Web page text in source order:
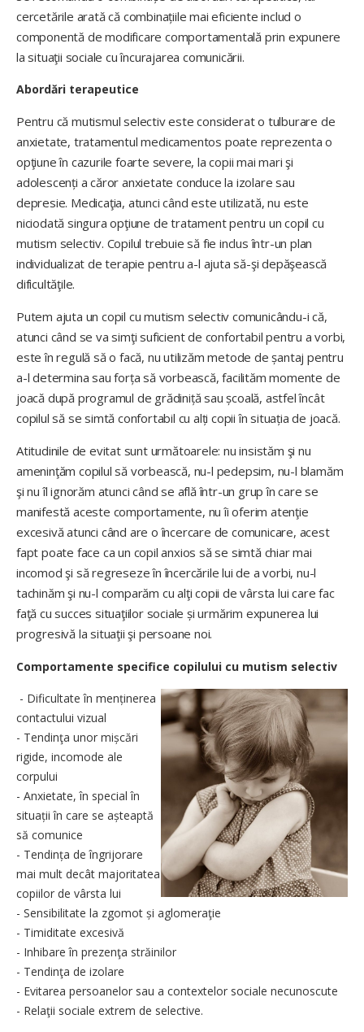
cercetările arată că combinațiile mai eficiente includ o
componentă de modificare comportamentală prin expunere
la situaţii sociale cu încurajarea comunicării.
Abordări terapeutice
Pentru că mutismul selectiv este considerat o tulburare de
anxietate, tratamentul medicamentos poate reprezenta o
opţiune în cazurile foarte severe, la copii mai mari şi
adolescenți a căror anxietate conduce la izolare sau
depresie. Medicaţia, atunci când este utilizată, nu este
niciodată singura opţiune de tratament pentru un copil cu
mutism selectiv. Copilul trebuie să fie inclus într-un plan
individualizat de terapie pentru a-l ajuta să-şi depăşească
dificultăţile.
Putem ajuta un copil cu mutism selectiv comunicându-i că,
atunci când se va simţi suficient de confortabil pentru a vorbi,
este în regulă să o facă, nu utilizăm metode de șantaj pentru
a-l determina sau forța să vorbească, facilităm momente de
joacă după programul de grădiniță sau școală, astfel încât
copilul să se simtă confortabil cu alți copii în situația de joacă.
Atitudinile de evitat sunt următoarele: nu insistăm şi nu
ameninţăm copilul să vorbească, nu-l pedepsim, nu-l blamăm
şi nu îl ignorăm atunci când se află într-un grup în care se
manifestă aceste comportamente, nu îi oferim atenţie
excesivă atunci când are o încercare de comunicare, acest
fapt poate face ca un copil anxios să se simtă chiar mai
incomod şi să regreseze în încercările lui de a vorbi, nu-l
tachinăm şi nu-l comparăm cu alţi copii de vârsta lui care fac
faţă cu succes situaţiilor sociale și urmărim expunerea lui
progresivă la situaţii şi persoane noi.
Comportamente specifice copilului cu mutism selectiv
- Dificultate în menținerea
contactului vizual
- Tendinţa unor mișcări
rigide, incomode ale
corpului
- Anxietate, în special în
situații în care se așteaptă
să comunice
- Tendința de îngrijorare
mai mult decât majoritatea
copiilor de vârsta lui
- Sensibilitate la zgomot și aglomeraţie
- Timiditate excesivă
- Inhibare în prezenţa străinilor
- Tendinţa de izolare
- Evitarea persoanelor sau a contextelor sociale necunoscute
- Relaţii sociale extrem de selective.